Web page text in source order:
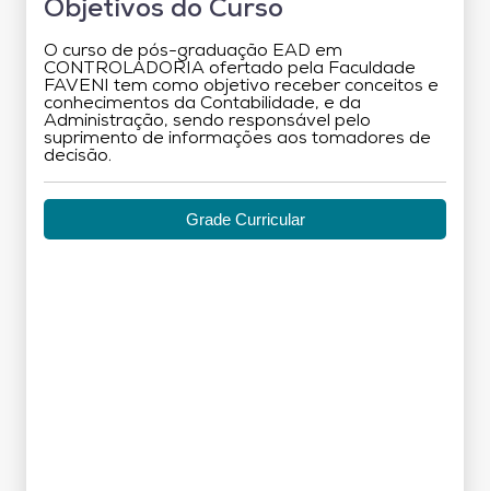
Objetivos do Curso
O curso de pós-graduação EAD em
CONTROLADORIA ofertado pela Faculdade
FAVENI tem como objetivo receber conceitos e
conhecimentos da Contabilidade, e da
Administração, sendo responsável pelo
suprimento de informações aos tomadores de
decisão.
Grade Curricular